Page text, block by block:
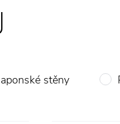
stěny